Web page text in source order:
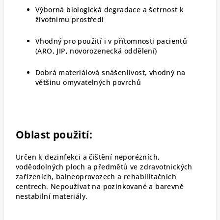
Výborná biologická degradace a šetrnost k
životnímu prostředí
Vhodný pro použití i v přítomnosti pacientů
(ARO, JIP, novorozenecká oddělení)
Dobrá materiálová snášenlivost, vhodný na
většinu omyvatelných povrchů
Oblast použití:
Určen k dezinfekci a čištění neporézních,
voděodolných ploch a předmětů ve zdravotnických
zařízeních, balneoprovozech a rehabilitačních
centrech. Nepoužívat na pozinkované a barevně
nestabilní materiály.